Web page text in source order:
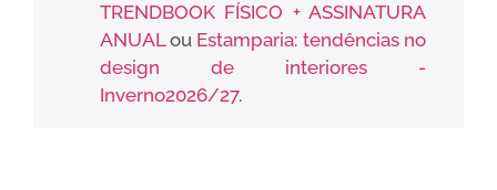
TRENDBOOK FÍSICO + ASSINATURA
ANUALou Estamparia: tendências no
design de interiores -
Inverno2026/27.